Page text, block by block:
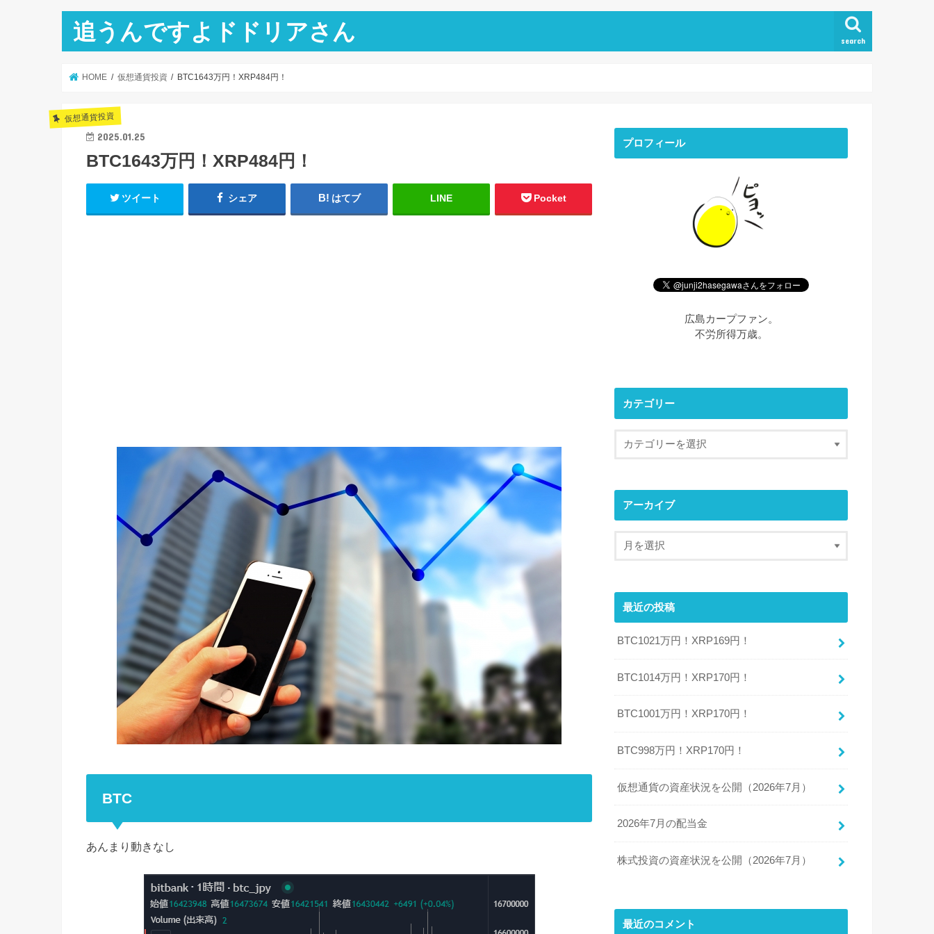
追うんですよドドリアさん search
HOME 仮想通貨投資 BTC1643万円！XRP484円！
仮想通貨投資
2025.01.25
BTC1643万円！XRP484円！
ツイート シェア はてブ LINE Pocket
BTC
あんまり動きなし
プロフィール
広島カープファン。
不労所得万歳。
カテゴリー
アーカイブ
最近の投稿
BTC1021万円！XRP169円！
BTC1014万円！XRP170円！
BTC1001万円！XRP170円！
BTC998万円！XRP170円！
仮想通貨の資産状況を公開（2026年7月）
2026年7月の配当金
株式投資の資産状況を公開（2026年7月）
最近のコメント